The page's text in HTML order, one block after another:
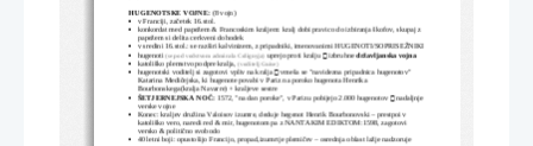
HUGENOTSKE VOJNE: (8 vojn)
 v Franciji, začetek 16.stol.

konkordat med papežem & Francoskim kraljem: kralj dobi pravico do izbiranja škofov, skupaj z
papežem si delita cerkveni dohodek
 v sredini 16.stol.: se razširi kalvinizem, z pripadniki, imenovanimi HUGENOTI/SOPRISEŽNIKI
 hugenoti (se pod vodstvom admirala Colignyja) uprejo proti kralju  izbruhne državljanska vojna
 katoliško plemstvo podpre kralja, (voditelj Guise)

hugenotski voditelj si zagotovi vpliv na kralja  vmeša se "navidezna pripadnica hugenotov"
Katarina Medičejska, ki hugenote povabi v Pariz na poroko hugenota Henrika
Bourbonskega(kralja Navarre) + kraljeve sestre
 ŠETJERNEJSKA NOČ: 1572, "na dan poroke", v Parizu pobijejo 2.000 hugenotov  nadaljnje
verske vojne

Konec: kraljev družina Valoisov izumre, deduje hegenot Henrik Bourbonovski – prestpoi v
katoliško vero, naredi red & mir, hugenotom pa z NANTAKIM EDIKTOM:1598, zagotovi
versko & politično svobodo
 40 letni boji: opustošijo Francijo, propad,izumrtje plemičev – osrednja oblast lažje nadzoruje